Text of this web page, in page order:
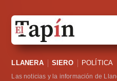
Sociedad
LLANERA SIERO POLÍTICA
Las noticias y la información de